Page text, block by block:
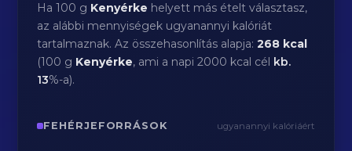
Ha 100 g Kenyérke helyett más ételt választasz,
az alábbi mennyiségek ugyanannyi kalóriát
tartalmaznak. Az összehasonlítás alapja:268 kcal
(100 g Kenyérke, ami a napi 2000 kcal cél kb.
13%-a).
FEHÉRJEFORRÁSOK ugyanannyi kalóriáért